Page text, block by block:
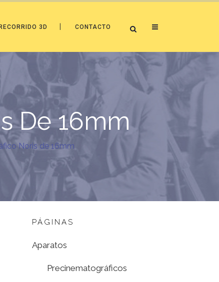
RECORRIDO 3D CONTACTO
De 16mm
Noris de 16mm
PÁGINAS
Aparatos
Precinematográficos